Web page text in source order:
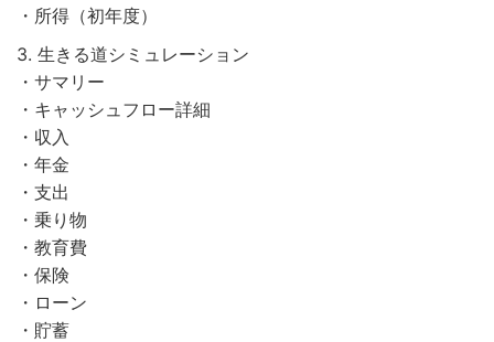
・所得（初年度）
3. 生きる道シミュレーション
・サマリー
・キャッシュフロー詳細
・収入
・年金
・支出
・乗り物
・教育費
・保険
・ローン
・貯蓄